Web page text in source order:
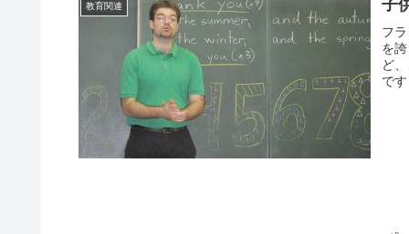
教育関連 子
フ
を
ど
で